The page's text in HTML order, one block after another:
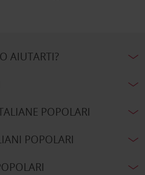
AIUTARTI?
POPOLARI
POPOLARI